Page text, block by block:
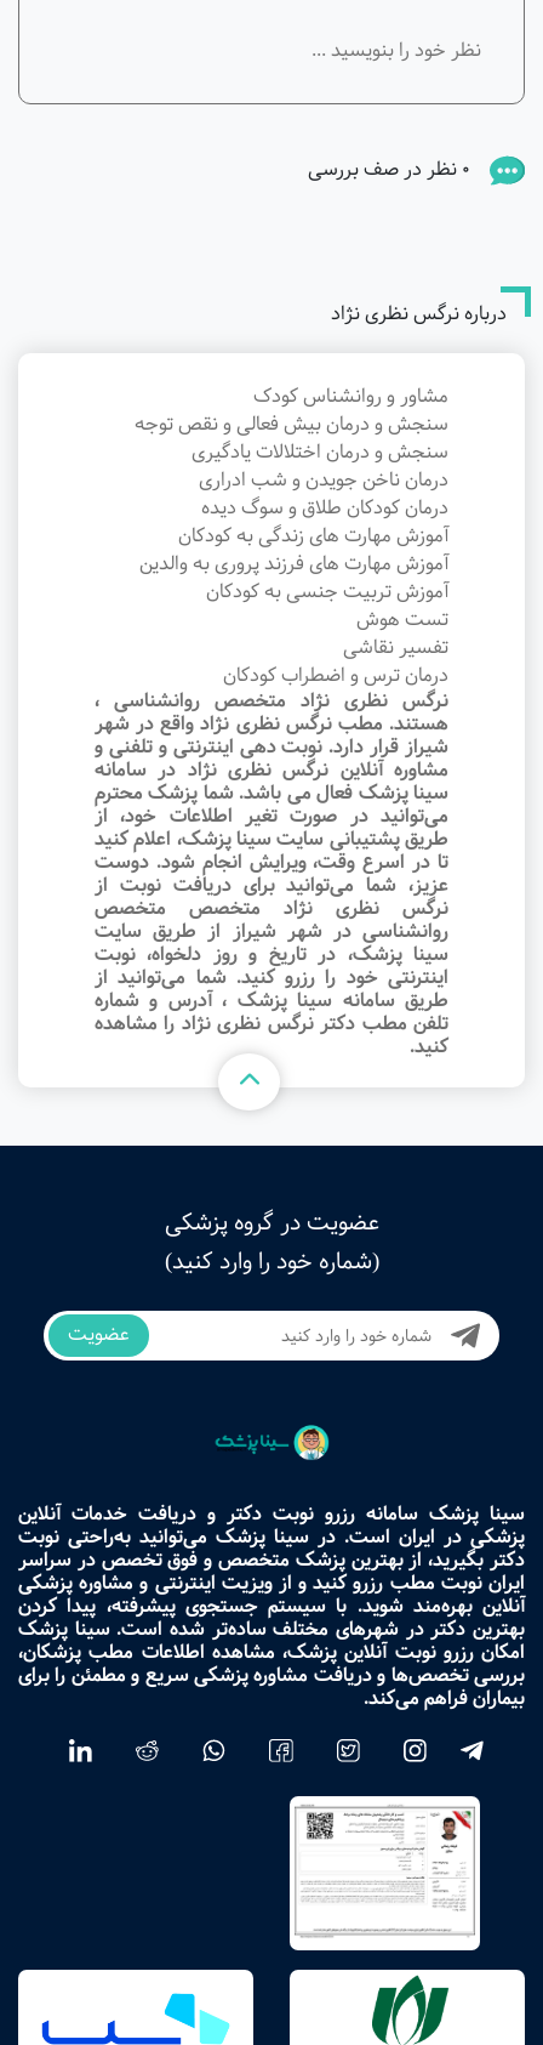
0 نظر در صف بررسی
درباره نرگس نظری نژاد
مشاور و روانشناس کودک
سنجش و درمان بیش فعالی و نقص توجه
سنجش و درمان اختلالات یادگیری
درمان ناخن جویدن و شب ادراری
درمان کودکان طلاق و سوگ دیده
آموزش مهارت های زندگی به کودکان
آموزش مهارت های فرزند پروری به والدین
آموزش تربیت جنسی به کودکان
تست هوش
تفسیر نقاشی
درمان ترس و اضطراب کودکان
نرگس نظری نژاد متخصص روانشناسی ،
هستند. مطب نرگس نظری نژاد واقع در شهر
شیراز قرار دارد. نوبت‌ دهی اینترنتی و تلفنی و
مشاوره آنلاین نرگس نظری نژاد در سامانه
سینا پزشک فعال می باشد. شما پزشک محترم
می‌توانید در صورت تغیر اطلاعات خود، از
طریق پشتیبانی سایت سینا پزشک، اعلام کنید
تا در اسرع وقت‌، ویرایش انجام شود. دوست
عزیز، شما می‌توانید برای دریافت نوبت از
نرگس نظری نژاد متخصص متخصص
روانشناسی در شهر شیراز از طریق سایت
سینا پزشک، در تاریخ و روز دلخواه، نوبت
اینترنتی خود را رزرو کنید. شما می‌توانید از
طریق سامانه سینا پزشک ، آدرس و شماره
تلفن مطب دکتر نرگس نظری نژاد را مشاهده
کنید.
عضویت در گروه پزشکی
(شماره خود را وارد کنید)
عضویت
سینا پزشک سامانه رزرو نوبت دکتر و دریافت خدمات آنلاین
پزشکی در ایران است. در سینا پزشک می‌توانید به‌راحتی نوبت
دکتر بگیرید، از بهترین پزشک متخصص و فوق تخصص در سراسر
ایران نوبت مطب رزرو کنید و از ویزیت اینترنتی و مشاوره پزشکی
آنلاین بهره‌مند شوید. با سیستم جستجوی پیشرفته، پیدا کردن
بهترین دکتر در شهرهای مختلف ساده‌تر شده است. سینا پزشک
امکان رزرو نوبت آنلاین پزشک، مشاهده اطلاعات مطب پزشکان،
بررسی تخصص‌ها و دریافت مشاوره پزشکی سریع و مطمئن را برای
بیماران فراهم می‌کند.